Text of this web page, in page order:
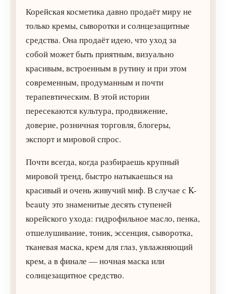
Корейская косметика давно продаёт миру не
только кремы, сыворотки и солнцезащитные
средства. Она продаёт идею, что уход за
собой может быть приятным, визуально
красивым, встроенным в рутину и при этом
современным, продуманным и почти
терапевтическим. В этой истории
пересекаются культура, продвижение,
доверие, розничная торговля, блогеры,
экспорт и мировой спрос.
Почти всегда, когда разбираешь крупный
мировой тренд, быстро натыкаешься на
красивый и очень живучий миф. В случае с K-
beauty это знаменитые десять ступеней
корейского ухода: гидрофильное масло, пенка,
отшелушивание, тоник, эссенция, сыворотка,
тканевая маска, крем для глаз, увлажняющий
крем, а в финале — ночная маска или
солнцезащитное средство.